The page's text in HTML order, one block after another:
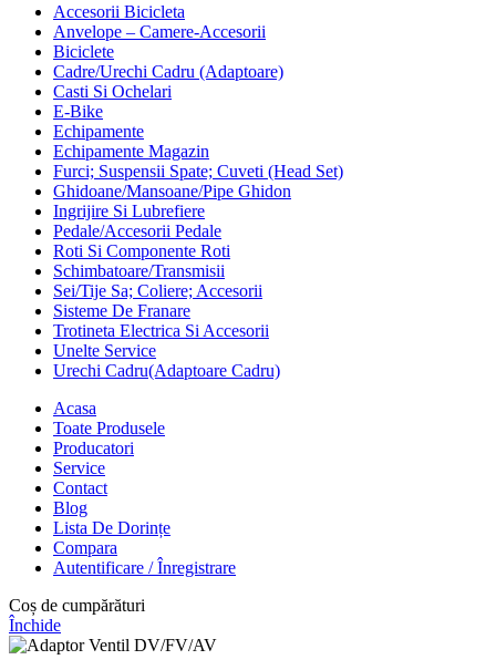
Accesorii Bicicleta
Anvelope – Camere-Accesorii
Biciclete
Cadre/Urechi Cadru (Adaptoare)
Casti Si Ochelari
E-Bike
Echipamente
Echipamente Magazin
Furci; Suspensii Spate; Cuveti (Head Set)
Ghidoane/Mansoane/Pipe Ghidon
Ingrijire Si Lubrefiere
Pedale/Accesorii Pedale
Roti Si Componente Roti
Schimbatoare/Transmisii
Sei/Tije Sa; Coliere; Accesorii
Sisteme De Franare
Trotineta Electrica Si Accesorii
Unelte Service
Urechi Cadru(Adaptoare Cadru)
Acasa
Toate Produsele
Producatori
Service
Contact
Blog
Lista De Dorințe
Compara
Autentificare / Înregistrare
Coș de cumpărături
Închide